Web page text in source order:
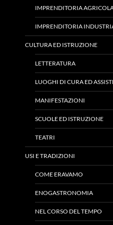
IMPRENDITORIA
IMPRENDITORIA
CULTURA ED ISTRUZIONE
LETTERATURA
LUOGHI DI CURA ED
MANIFESTAZIONI
SCUOLE ED ISTRUZIONE
TEATRI
USI E TRADIZIONI
COME ERAVAMO
ENOGASTRONOMIA
NEL CORSO DEL TEMPO